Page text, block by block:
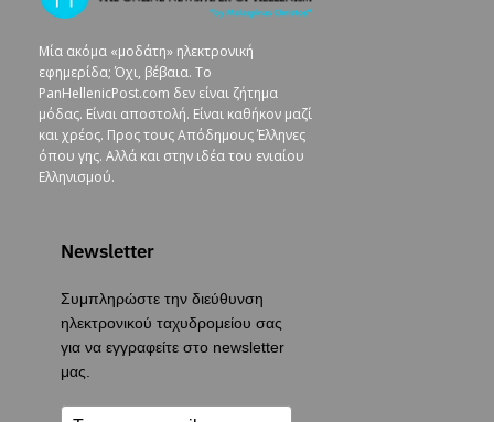
Μία ακόμα «μοδάτη» ηλεκτρονική
εφημερίδα; Όχι, βέβαια. To
PanHellenicPost.com δεν είναι ζήτημα
μόδας. Είναι αποστολή. Είναι καθήκον μαζί
και χρέος. Προς τους Απόδημους Έλληνες
όπου γης. Αλλά και στην ιδέα του ενιαίου
Ελληνισμού.
Newsletter
Συμπληρώστε την διεύθυνση
ηλεκτρονικού ταχυδρομείου σας
για να εγγραφείτε στο newsletter
μας.